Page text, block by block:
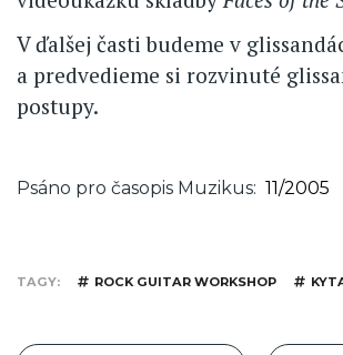
V ďalšej časti budeme v
a predvedieme si rozvinuté
postupy.
Psáno pro časopis Muzikus 11/2005
TAGY ROCK GUITAR WORKSHOP